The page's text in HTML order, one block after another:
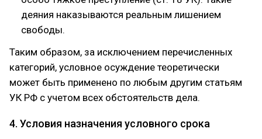
деяния наказываются реальным лишением
свободы.
Таким образом, за исключением перечисленных
категорий, условное осуждение теоретически
может быть применено по любым другим статьям
УК РФ с учетом всех обстоятельств дела.
4. Условия назначения условного срока